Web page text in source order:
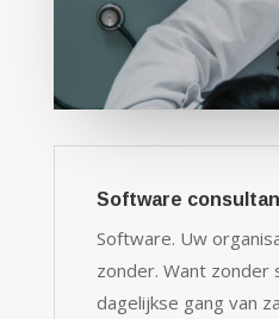
Software
Software. Uw
zonder. Want zonder
dagelijkse gang van